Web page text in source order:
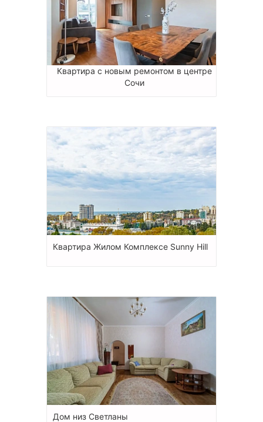
Квартира с новым ремонтом в центре
Сочи
Квартира Жилом Комплексе Sunny Hill
Дом низ Светланы